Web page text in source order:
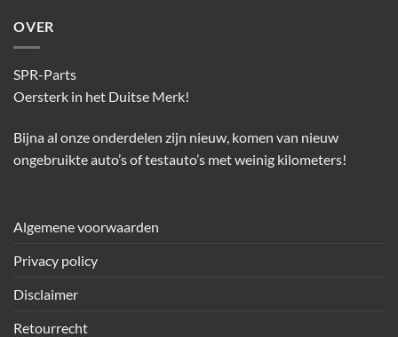
OVER
SPR-Parts
Oersterk in het Duitse Merk!
Bijna al onze onderdelen zijn nieuw, komen van nieuw
ongebruikte auto’s of testauto’s met weinig kilometers!
Algemene voorwaarden
Privacy policy
Disclaimer
Retourrecht